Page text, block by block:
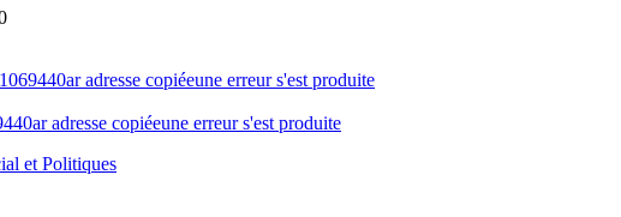
adresse copiéeune erreur s'est produite
adresse copiéeune erreur s'est produite
et Politiques